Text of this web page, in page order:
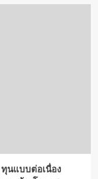
นแบบต่อเนื่อง